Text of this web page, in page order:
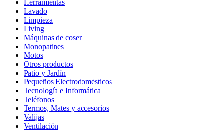
Herramientas
Lavado
Limpieza
Living
Máquinas de coser
Monopatines
Motos
Otros productos
Patio y Jardín
Pequeños Electrodomésticos
Tecnología e Informática
Teléfonos
Termos, Mates y accesorios
Valijas
Ventilación